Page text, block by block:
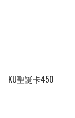
KU聖誕卡450